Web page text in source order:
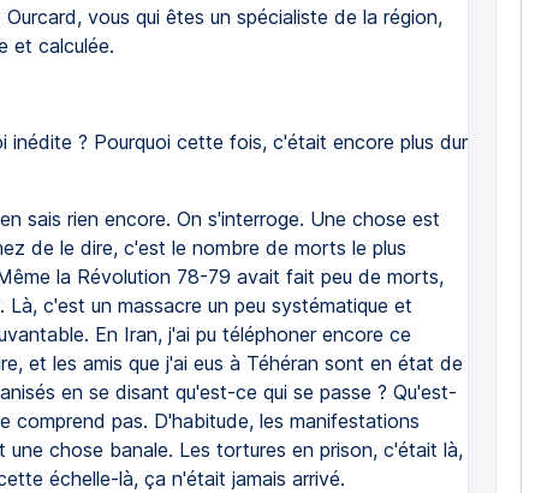
Ourcard, vous qui êtes un spécialiste de la région,
et calculée.
inédite ? Pourquoi cette fois, c'était encore plus dur
sais rien encore. On s'interroge. Une chose est
de le dire, c'est le nombre de morts le plus
la Révolution 78-79 avait fait peu de morts,
Là, c'est un massacre un peu systématique et
En Iran, j'ai pu téléphoner encore ce
et les amis que j'ai eus à Téhéran sont en état de
en se disant qu'est-ce qui se passe ? Qu'est-
comprend pas. D'habitude, les manifestations
une chose banale. Les tortures en prison, c'était là,
échelle-là, ça n'était jamais arrivé.